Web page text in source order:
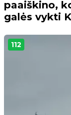
paaiškino,
galės vykti
112